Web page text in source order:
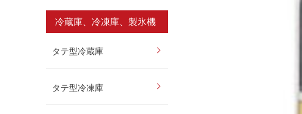
冷蔵庫、冷凍庫、製氷機
タテ型冷蔵庫
タテ型冷凍庫